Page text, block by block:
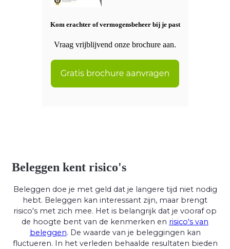
Kom erachter of vermogensbeheer bij je past
Vraag vrijblijvend onze brochure aan.
Beleggen kent risico's
Beleggen doe je met geld dat je langere tijd niet nodig
hebt. Beleggen kan interessant zijn, maar brengt
risico's met zich mee. Het is belangrijk dat je vooraf op
de hoogte bent van de kenmerken en risico's van
beleggen. De waarde van je beleggingen kan
fluctueren. In het verleden behaalde resultaten bieden